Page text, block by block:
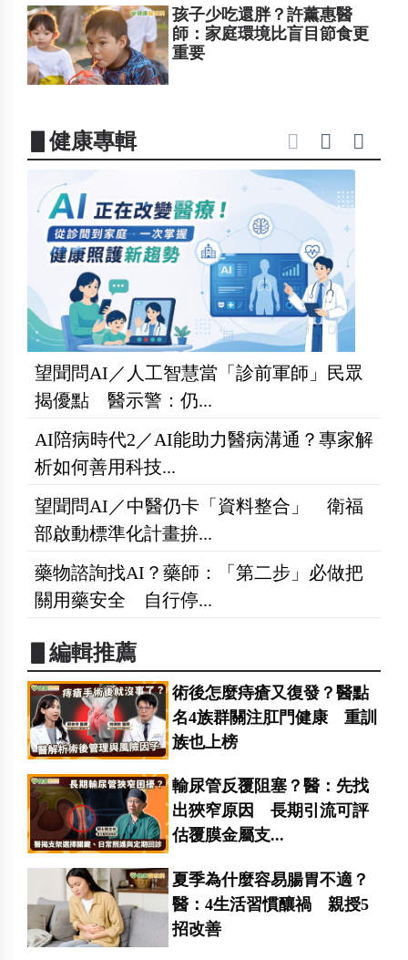
孩子少吃還胖？許薰惠醫
師：家庭環境比盲目節食更
重要
▋健康專輯
望聞問AI／人工智慧當「診前軍師」民眾
揭優點 醫示警：仍...
AI陪病時代2／AI能助力醫病溝通？專家解
析如何善用科技...
望聞問AI／中醫仍卡「資料整合」 衛福
部啟動標準化計畫拚...
藥物諮詢找AI？藥師：「第二步」必做把
關用藥安全 自行停...
▋編輯推薦
術後怎麼痔瘡又復發？醫點
名4族群關注肛門健康 重訓
族也上榜
輸尿管反覆阻塞？醫：先找
出狹窄原因 長期引流可評
估覆膜金屬支...
夏季為什麼容易腸胃不適？
醫：4生活習慣釀禍 親授5
招改善